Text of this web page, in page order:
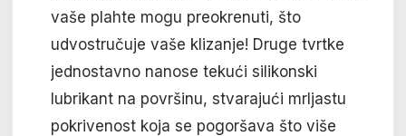
vaše plahte mogu preokrenuti, što
udvostručuje vaše klizanje! Druge tvrtke
jednostavno nanose tekući silikonski
lubrikant na površinu, stvarajući mrljastu
pokrivenost koja se pogoršava što više